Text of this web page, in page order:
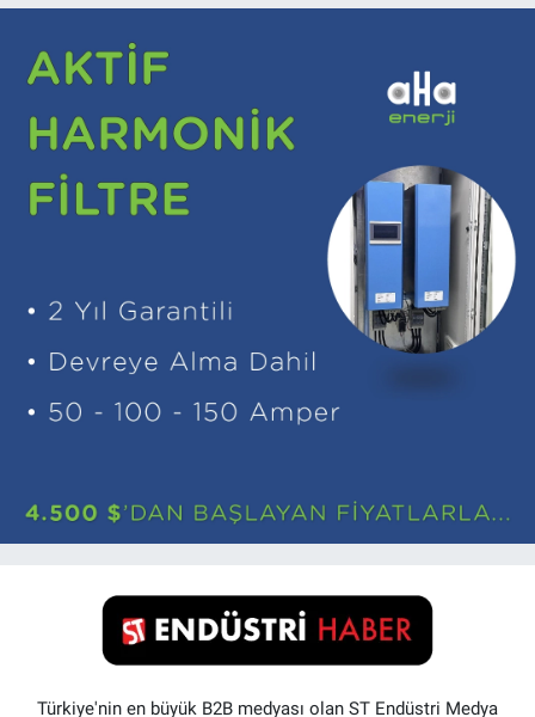
Türkiye'nin en büyük B2B medyası olan ST Endüstri Medya